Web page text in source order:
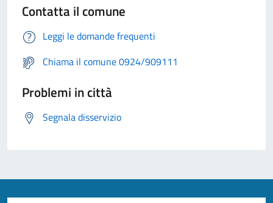
Contatta il comune
Leggi le domande frequenti
Chiama il comune 0924/909111
Problemi in città
Segnala disservizio